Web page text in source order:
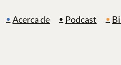
Acerca de Podcast